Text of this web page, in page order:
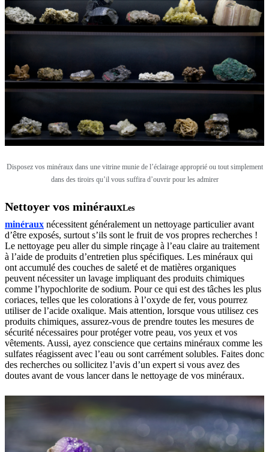
Disposez vos minéraux dans une vitrine munie de l’éclairage approprié ou tout simplement
dans des tiroirs qu’il vous suffira d’ouvrir pour les admirer
Nettoyer vos minérauxLes
minéraux nécessitent généralement un nettoyage particulier avant
d’être exposés, surtout s’ils sont le fruit de vos propres recherches !
Le nettoyage peu aller du simple rinçage à l’eau claire au traitement
à l’aide de produits d’entretien plus spécifiques. Les minéraux qui
ont accumulé des couches de saleté et de matières organiques
peuvent nécessiter un lavage impliquant des produits chimiques
comme l’hypochlorite de sodium. Pour ce qui est des tâches les plus
coriaces, telles que les colorations à l’oxyde de fer, vous pourrez
utiliser de l’acide oxalique. Mais attention, lorsque vous utilisez ces
produits chimiques, assurez-vous de prendre toutes les mesures de
sécurité nécessaires pour protéger votre peau, vos yeux et vos
vêtements. Aussi, ayez conscience que certains minéraux comme les
sulfates réagissent avec l’eau ou sont carrément solubles. Faites donc
des recherches ou sollicitez l’avis d’un expert si vous avez des
doutes avant de vous lancer dans le nettoyage de vos minéraux.